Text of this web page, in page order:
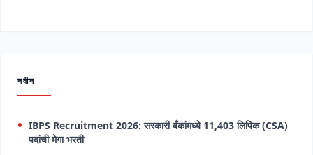
नवीन
IBPS Recruitment 2026: सरकारी बँकांमध्ये 11,403 लिपिक (CSA)
पदांची मेगा भरती